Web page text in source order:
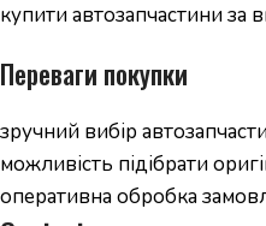
купити автозапчастини за
Переваги покупки
зручний вибір
можливість підібрати
оперативна обробка